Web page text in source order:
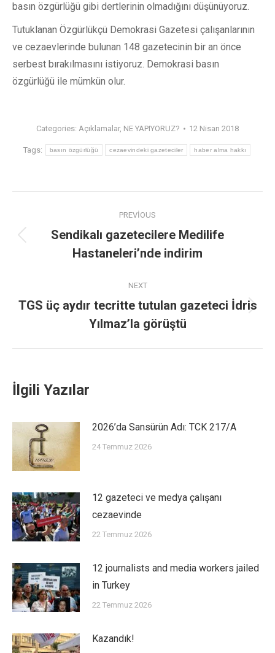
basın özgürlüğü gibi dertlerinin olmadığını düşünüyoruz.
Tutuklanan Özgürlükçü Demokrasi Gazetesi çalışanlarının
ve cezaevlerinde bulunan 148 gazetecinin bir an önce
serbest bırakılmasını istiyoruz. Demokrasi basın
özgürlüğü ile mümkün olur.
Categories: Açıklamalar, NE YAPIYORUZ? 12 Nisan 2018
Tags: basın özgürlüğü cezaevindeki gazeteciler haber alma hakkı
PREVIOUS
Sendikalı gazetecilere Medilife
Hastaneleri’nde indirim
NEXT
TGS üç aydır tecritte tutulan gazeteci İdris
Yılmaz’la görüştü
İlgili Yazılar
2026’da Sansürün Adı: TCK 217/A
24 Temmuz 2026
12 gazeteci ve medya çalışanı
cezaevinde
22 Temmuz 2026
12 journalists and media workers jailed
in Turkey
22 Temmuz 2026
Kazandık!